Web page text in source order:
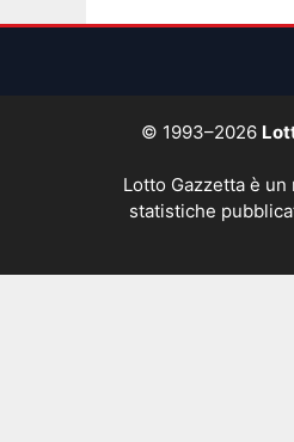
© 1993–2026
Lotto Gazzetta è
statistiche